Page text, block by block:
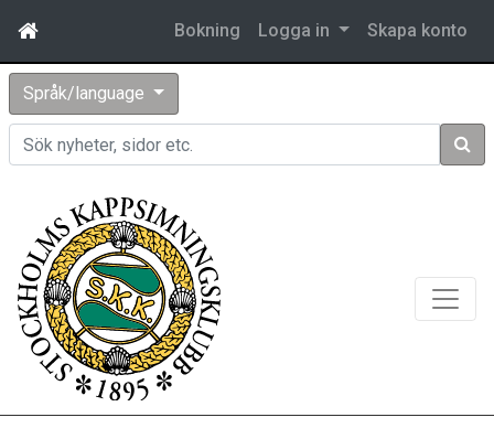
Bokning Logga in Skapa konto
Språk/language
Sök